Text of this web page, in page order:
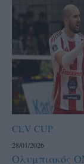
CEV CUP
28/01/2026
Ολυμπιακός